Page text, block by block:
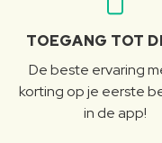
TOEGANG TOT
De beste ervaring
korting op je eerste
in de app!